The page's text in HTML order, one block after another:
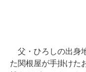
父・ひろしの出身
た関根屋が手掛けた